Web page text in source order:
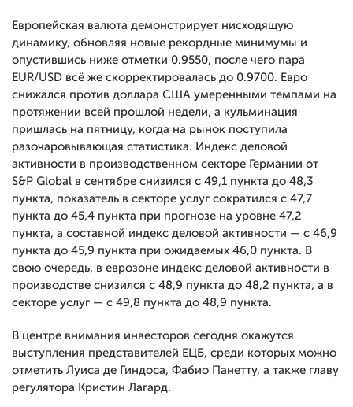
Европейская валюта демонстрирует нисходящую
динамику, обновляя новые рекордные минимумы и
опустившись ниже отметки 0.9550, после чего пара
EUR/USD всё же скорректировалась до 0.9700. Евро
снижался против доллара США умеренными темпами на
протяжении всей прошлой недели, а кульминация
пришлась на пятницу, когда на рынок поступила
разочаровывающая статистика. Индекс деловой
активности в производственном секторе Германии от
S&P Global в сентябре снизился с 49,1 пункта до 48,3
пункта, показатель в секторе услуг сократился с 47,7
пункта до 45,4 пункта при прогнозе на уровне 47,2
пункта, а составной индекс деловой активности — с 46,9
пункта до 45,9 пункта при ожидаемых 46,0 пункта. В
свою очередь, в еврозоне индекс деловой активности в
производстве снизился с 48,9 пункта до 48,2 пункта, а в
секторе услуг — с 49,8 пункта до 48,9 пункта.
В центре внимания инвесторов сегодня окажутся
выступления представителей ЕЦБ, среди которых можно
отметить Луиса де Гиндоса, Фабио Панетту, а также главу
регулятора Кристин Лагард.